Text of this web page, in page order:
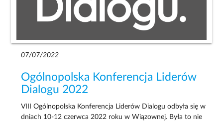
07/07/2022
Ogólnopolska Konferencja Liderów
Dialogu 2022
VIII Ogólnopolska Konferencja Liderów Dialogu odbyła się w
dniach 10-12 czerwca 2022 roku w Wiązownej. Była to nie